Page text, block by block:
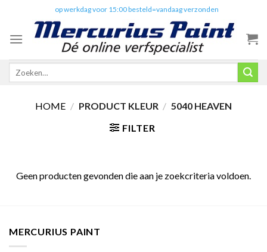
content
op werkdag voor 15:00 besteld=vandaag verzonden
Zoeken
HOME / PRODUCT KLEUR / 5040 HEAVEN
FILTER
Geen producten gevonden die aan je zoekcriteria voldoen.
MERCURIUS PAINT